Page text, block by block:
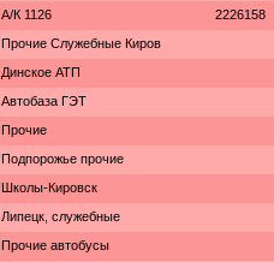
А/К 1126 2226158
Прочие Служебные Киров
Динское АТП
Автобаза ГЭТ
Прочие
Подпорожье прочие
Школы-Кировск
Липецк, служебные
Прочие автобусы